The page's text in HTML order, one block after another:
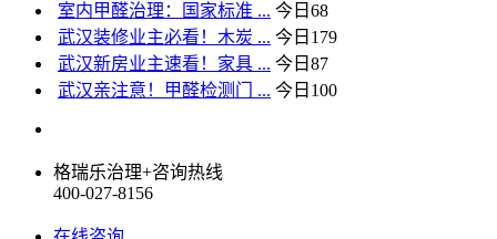
室内甲醛治理：国家标准 ... 今日 68
武汉装修业主必看！木炭 ... 今日 179
武汉新房业主速看！家具 ... 今日 87
武汉亲注意！甲醛检测门 ... 今日 100
格瑞乐治理+咨询热线
400-027-8156